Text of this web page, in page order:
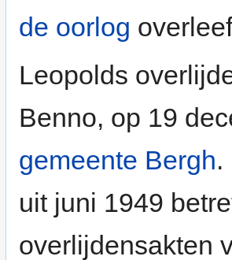
de oorlog
Leopolds
Benno, op 19
gemeente Bergh.
uit juni 1949
overlijdensakten